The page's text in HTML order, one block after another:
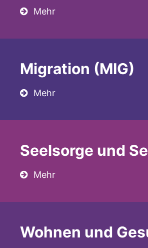
Mehr
Migration (MIG)
Mehr
Seelsorge und
Mehr
Wohnen und